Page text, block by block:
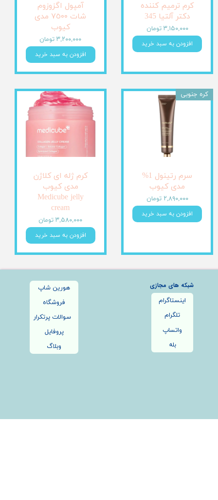
کرم ترمیم کننده
دکتر آلتیا 345
۳,۱۵۰,۰۰۰ تومان
افزودن به سبد خرید
آمپول اگزوزوم
شات ٧٥٠٠ مدی
کیوب
۳,۲۰۰,۰۰۰ تومان
افزودن به سبد خرید
سرم رتینول 1%
مدی کیوب
۲,۸۹۰,۰۰۰ تومان
افزودن به سبد خرید
کره جنوبی
کرم ژله ای کلاژن
مدی کیوب
Medicube jelly
cream
۳,۵۸۰,۰۰۰ تومان
افزودن به سبد خرید
هورین شاپ
فروشگاه
سوالات پرتکرار
پروفایل
وبلاگ
اینستاگرام
تلگرام
واتساپ
بله
شبکه های مجازی